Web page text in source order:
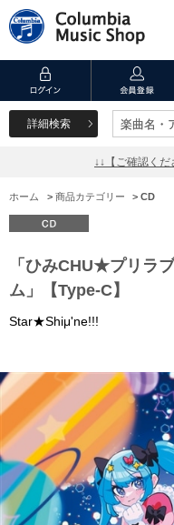
詳細検索 楽曲名・
楽曲名・
↓↓【ご確認く
ホーム > 商品カテゴリー > CD
「ひみCHU★プリラ
ム」【Type-C】
Star★Shiμ'ne!!!